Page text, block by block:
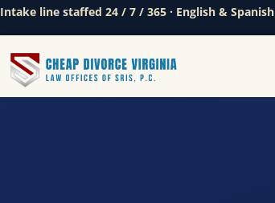
Intake line staffed 24 / 7 / 365 · English & Spanish